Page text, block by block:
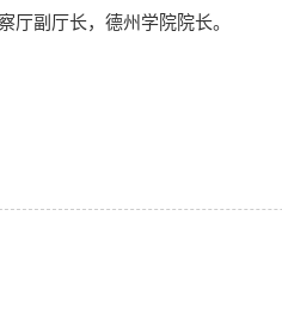
厅副厅长，德州学院院长。